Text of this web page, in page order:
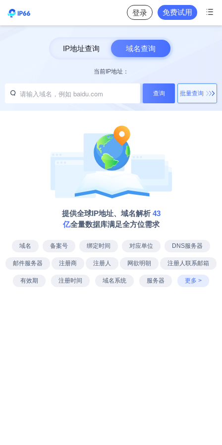
登录 免费试用 
IP地址查询 域名查询
当前IP地址：
 查询 批量查询
提供全球IP地址、域名解析 43
亿全量数据库满足全方位需求
域名 备案号 绑定时间 对应单位 DNS服务器
邮件服务器 注册商 注册人 网欲明朝 注册人联系邮箱
有效期 注册时间 域名系统 服务器 更多 >